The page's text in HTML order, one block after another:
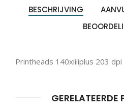
BESCHRIJVING
Printheads 140xiiiiplus 203 dpi
GERELATEERDE